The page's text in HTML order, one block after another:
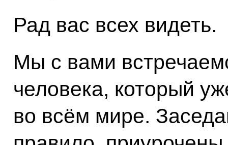
Рад вас всех видеть.
Мы с вами
человека, который
во всём мире.